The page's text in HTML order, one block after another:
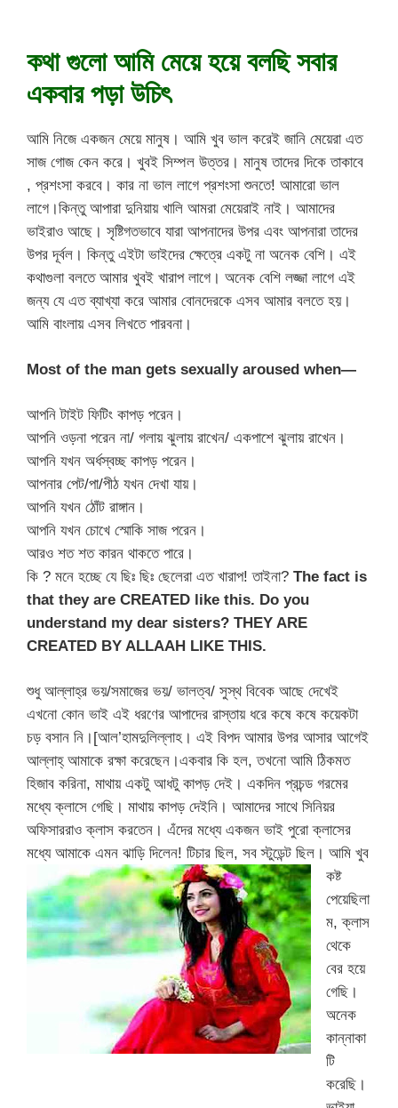
কথা গুলো আমি মেয়ে হয়ে বলছি সবার
একবার পড়া উচিৎ
আমি নিজে একজন মেয়ে মানুষ। আমি খুব ভাল করেই জানি মেয়েরা এত
সাজ গোজ কেন করে। খুবই সিম্পল উত্তর। মানুষ তাদের দিকে তাকাবে
, প্রশংসা করবে। কার না ভাল লাগে প্রশংসা শুনতে! আমারো ভাল
লাগে।কিন্তু আপারা দুনিয়ায় খালি আমরা মেয়েরাই নাই। আমাদের
ভাইরাও আছে। সৃষ্টিগতভাবে যারা আপনাদের উপর এবং আপনারা তাদের
উপর দূর্বল। কিন্তু এইটা ভাইদের ক্ষেত্রে একটু না অনেক বেশি। এই
কথাগুলা বলতে আমার খুবই খারাপ লাগে। অনেক বেশি লজ্জা লাগে এই
জন্য যে এত ব্যাখ্যা করে আমার বোনদেরকে এসব আমার বলতে হয়।
আমি বাংলায় এসব লিখতে পারবনা।
Most of the man gets sexually aroused when—
আপনি টাইট ফিটিং কাপড় পরেন।
আপনি ওড়না পরেন না/ গলায় ঝুলায় রাখেন/ একপাশে ঝুলায় রাখেন।
আপনি যখন অর্ধস্বচ্ছ কাপড় পরেন।
আপনার পেট/পা/পীঠ যখন দেখা যায়।
আপনি যখন ঠোঁট রাঙ্গান।
আপনি যখন চোখে স্মোকি সাজ পরেন।
আরও শত শত কারন থাকতে পারে।
কি ? মনে হচ্ছে যে ছিঃ ছিঃ ছেলেরা এত খারাপ! তাইনা? The fact is
that they are CREATED like this. Do you
understand my dear sisters? THEY ARE
CREATED BY ALLAAH LIKE THIS.
শুধু আল্লাহ্র ভয়/সমাজের ভয়/ ভালত্ব/ সুস্থ বিবেক আছে দেখেই
এখনো কোন ভাই এই ধরণের আপাদের রাস্তায় ধরে কষে কষে কয়েকটা
চড় বসান নি।[আল’হামদুলিল্লাহ। এই বিপদ আমার উপর আসার আগেই
আল্লাহ্ আমাকে রক্ষা করেছেন।একবার কি হল, তখনো আমি ঠিকমত
হিজাব করিনা, মাথায় একটু আধটু কাপড় দেই। একদিন প্রচন্ড গরমের
মধ্যে ক্লাসে গেছি। মাথায় কাপড় দেইনি। আমাদের সাথে সিনিয়র
অফিসাররাও ক্লাস করতেন। এঁদের মধ্যে একজন ভাই পুরো ক্লাসের
মধ্যে আমাকে এমন ঝাড়ি দিলেন! টিচার ছিল, সব স্টুডেন্ট ছিল। আমি খুব
কষ্ট
পেয়েছিলা
ম, ক্লাস
থেকে
বের হয়ে
গেছি।
অনেক
কান্নাকা
টি
করেছি।